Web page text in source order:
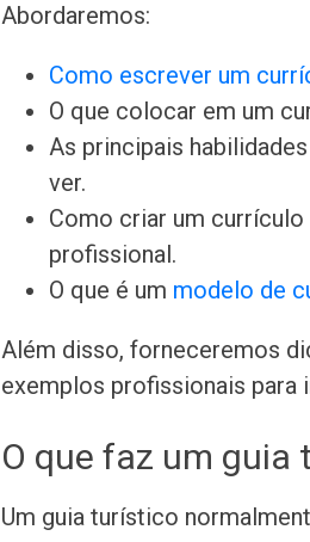
Abordaremos:
Como escrever um
O que colocar em um
As principais
ver.
Como criar um
profissional.
O que é um modelo de
Além disso, forneceremos
exemplos profissionais para
O que faz um guia
Um guia turístico